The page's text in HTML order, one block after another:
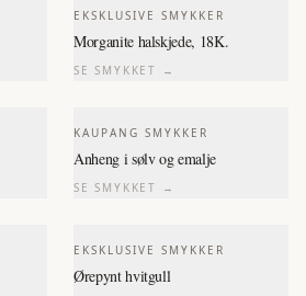
EKSKLUSIVE SMYKKER
Morganite halskjede, 18K.
SE SMYKKET →
KAUPANG SMYKKER
Anheng i sølv og emalje
SE SMYKKET →
EKSKLUSIVE SMYKKER
Ørepynt hvitgull